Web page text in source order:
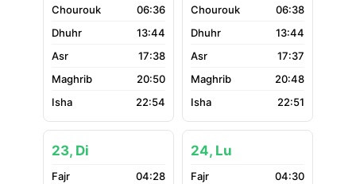
06:36
13:44
17:38
20:50
22:54
06:38
13:44
17:37
20:48
22:51
23, Di
04:28
24, Lu
04:30